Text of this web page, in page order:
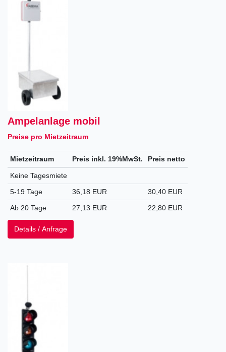
Ampelanlage mobil
Preise pro Mietzeitraum
Mietzeitraum Preis inkl. 19%MwSt. Preis netto
Keine Tagesmiete
5-19 Tage
36,18 EUR
30,40 EUR
Ab 20 Tage
27,13 EUR 22,80 EUR
Details / Anfrage